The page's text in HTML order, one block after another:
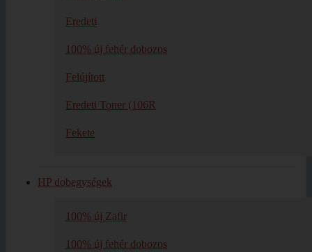
Eredeti
100% új fehér dobozos
Felújított
Eredeti Toner (106R
Fekete
HP dobegységek
100% új Zafir
100% új fehér dobozos